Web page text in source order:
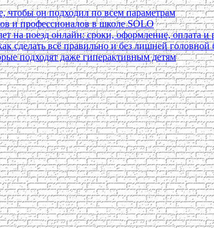
чтобы он подходил по всем параметрам
и профессионалов в школе SOLO
на поезд онлайн: сроки, оформление, оплата и
сделать всё правильно и без лишней головной
подходят даже гиперактивным детям